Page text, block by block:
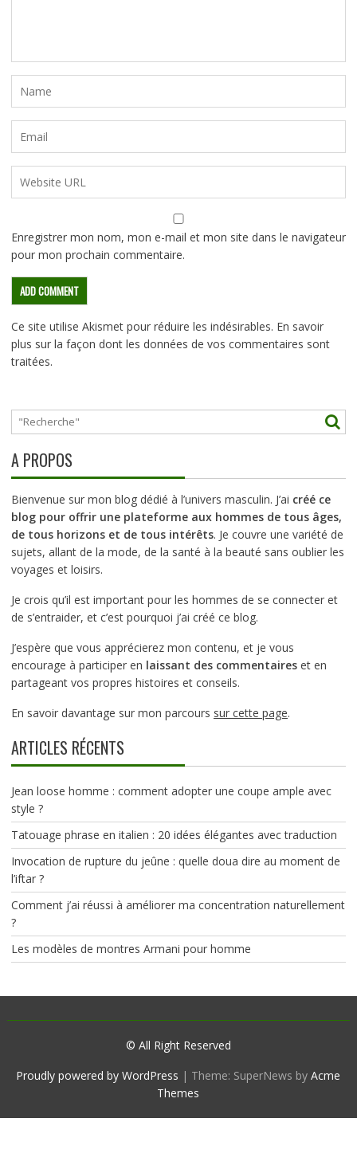
Enregistrer mon nom, mon e-mail et mon site dans le navigateur
pour mon prochain commentaire.
Ce site utilise Akismet pour réduire les indésirables. En savoir
plus sur la façon dont les données de vos commentaires sont
traitées.
A PROPOS
Bienvenue sur mon blog dédié à l’univers masculin. J’ai créé ce
blog pour offrir une plateforme aux hommes de tous âges,
de tous horizons et de tous intérêts. Je couvre une variété de
sujets, allant de la mode, de la santé à la beauté sans oublier les
voyages et loisirs.
Je crois qu’il est important pour les hommes de se connecter et
de s’entraider, et c’est pourquoi j’ai créé ce blog.
J’espère que vous apprécierez mon contenu, et je vous
encourage à participer en laissant des commentaireset en
partageant vos propres histoires et conseils.
En savoir davantage sur mon parcours sur cette page.
ARTICLES RÉCENTS
Jean loose homme : comment adopter une coupe ample avec
style ?
Tatouage phrase en italien : 20 idées élégantes avec traduction
Invocation de rupture du jeûne : quelle doua dire au moment de
l’iftar ?
Comment j’ai réussi à améliorer ma concentration naturellement
?
Les modèles de montres Armani pour homme
© All Right Reserved
Proudly powered by WordPress | Theme: SuperNews byAcme
Themes